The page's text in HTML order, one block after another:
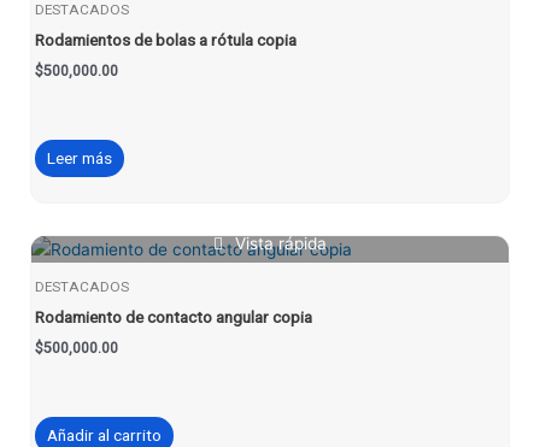
DESTACADOS
Rodamientos de bolas a rótula copia
$500,000.00
Leer más
Vista rápida
DESTACADOS
Rodamiento de contacto angular copia
$500,000.00
Añadir al carrito